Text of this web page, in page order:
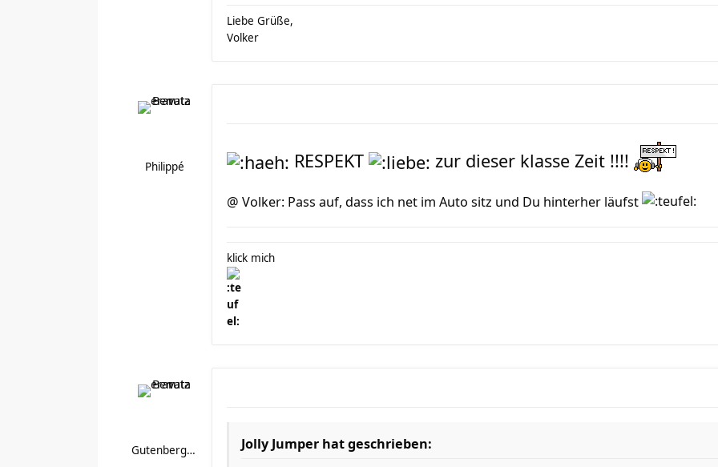
Liebe Grüße,
Volker
Philippé RESPEKT zur dieser klasse Zeit !!!!
@ Volker: Pass auf, dass ich net im Auto sitz und Du hinterher läufst
klick mich
Gutenberg1964 Jolly Jumper hat geschrieben: